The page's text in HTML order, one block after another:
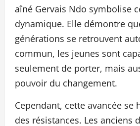
aîné Gervais Ndo symbolise
dynamique. Elle démontre
générations se retrouvent
commun, les jeunes sont
seulement de porter, mais
pouvoir du changement.
Cependant, cette avancée se
des résistances. Les anciens